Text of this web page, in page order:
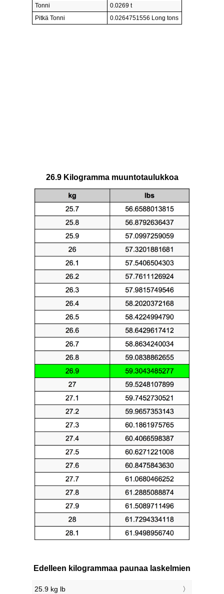
Tonni
0.0269 t
Pitkä Tonni
0.0264751556 Long tons
26.9 Kilogramma muuntotaulukkoa
Edelleen kilogrammaa paunaa laskelmien
25.9 kg lb